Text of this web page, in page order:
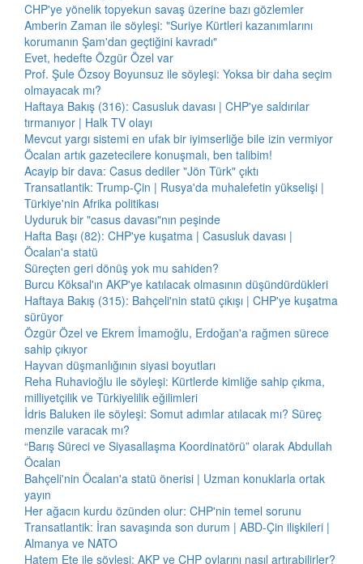
CHP'ye yönelik topyekun savaş üzerine bazı gözlemler
Amberin Zaman ile söyleşi: "Suriye Kürtleri kazanımlarını
korumanın Şam'dan geçtiğini kavradı"
Evet, hedefte Özgür Özel var
Prof. Şule Özsoy Boyunsuz ile söyleşi: Yoksa bir daha seçim
olmayacak mı?
Haftaya Bakış (316): Casusluk davası | CHP'ye saldırılar
tırmanıyor | Halk TV olayı
Mevcut yargı sistemi en ufak bir iyimserliğe bile izin vermiyor
Öcalan artık gazetecilere konuşmalı, ben talibim!
Acayip bir dava: Casus dediler "Jön Türk" çıktı
Transatlantik: Trump-Çin | Rusya'da muhalefetin yükselişi |
Türkiye'nin Afrika politikası
Uyduruk bir "casus davası"nın peşinde
Hafta Başı (82): CHP'ye kuşatma | Casusluk davası |
Öcalan'a statü
Süreçten geri dönüş yok mu sahiden?
Burcu Köksal'ın AKP'ye katılacak olmasının düşündürdükleri
Haftaya Bakış (315): Bahçeli'nin statü çıkışı | CHP'ye kuşatma
sürüyor
Özgür Özel ve Ekrem İmamoğlu, Erdoğan'a rağmen sürece
sahip çıkıyor
Hayvan düşmanlığının siyasi boyutları
Reha Ruhavioğlu ile söyleşi: Kürtlerde kimliğe sahip çıkma,
milliyetçilik ve Türkiyelilik eğilimleri
İdris Baluken ile söyleşi: Somut adımlar atılacak mı? Süreç
menzile varacak mı?
“Barış Süreci ve Siyasallaşma Koordinatörü” olarak Abdullah
Öcalan
Bahçeli'nin Öcalan'a statü önerisi | Uzman konuklarla ortak
yayın
Her ağacın kurdu özünden olur: CHP'nin temel sorunu
Transatlantik: İran savaşında son durum | ABD-Çin ilişkileri |
Almanya ve NATO
Hatem Ete ile söyleşi: AKP ve CHP oylarını nasıl artırabilirler?